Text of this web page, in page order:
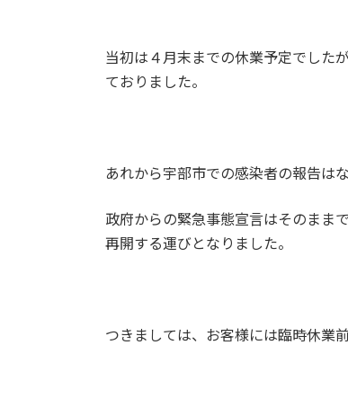
当初は４月末までの休業予定でした
ておりました。
あれから宇部市での感染者の報告は
政府からの緊急事態宣言はそのまま
再開する運びとなりました。
つきましては、お客様には臨時休業